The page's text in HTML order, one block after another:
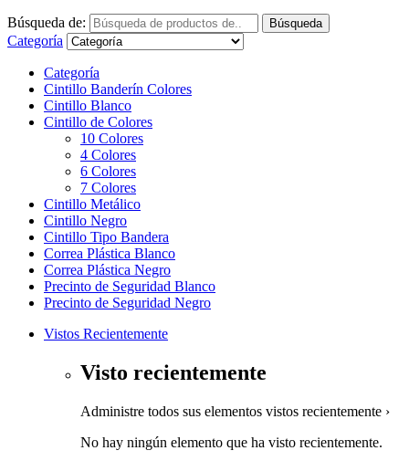
Búsqueda de: Búsqueda
Categoría
Categoría
Cintillo Banderín Colores
Cintillo Blanco
Cintillo de Colores
10 Colores
4 Colores
6 Colores
7 Colores
Cintillo Metálico
Cintillo Negro
Cintillo Tipo Bandera
Correa Plástica Blanco
Correa Plástica Negro
Precinto de Seguridad Blanco
Precinto de Seguridad Negro
Vistos Recientemente
Visto recientemente
Administre todos sus elementos vistos recientemente ›
No hay ningún elemento que ha visto recientemente.